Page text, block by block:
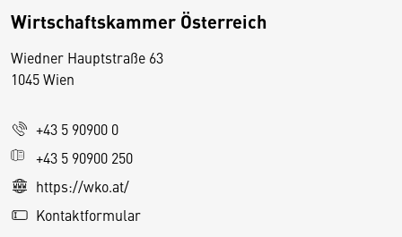
Wirtschaftskammer Österreich
Wiedner Hauptstraße 63
1045 Wien
+43 5 90900 0
+43 5 90900 250
https://wko.at/
Kontaktformular
D
s
e
S
e